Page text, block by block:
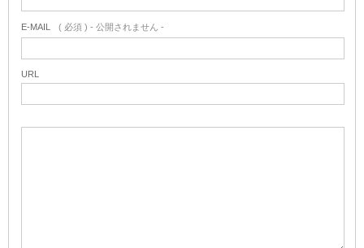
E-MAIL ( 必須 ) - 公開されません -
URL